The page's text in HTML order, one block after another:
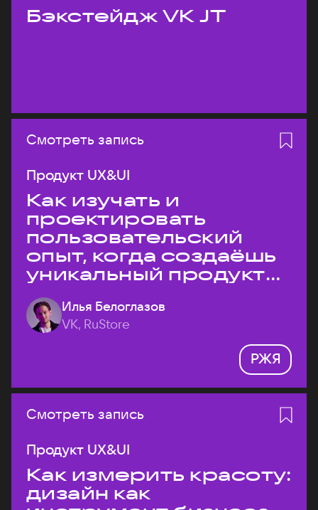
Бэкстейдж VK JT
Смотреть запись
Продукт UX&UI
Как изучать и
проектировать
пользовательский
опыт, когда создаёшь
уникальный продукт
на рынке?
Илья Белоглазов
VK, RuStore
РЖЯ
Смотреть запись
Продукт UX&UI
Как измерить красоту:
дизайн как